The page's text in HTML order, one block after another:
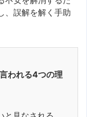
、誤解を解く手助
われる4つの理